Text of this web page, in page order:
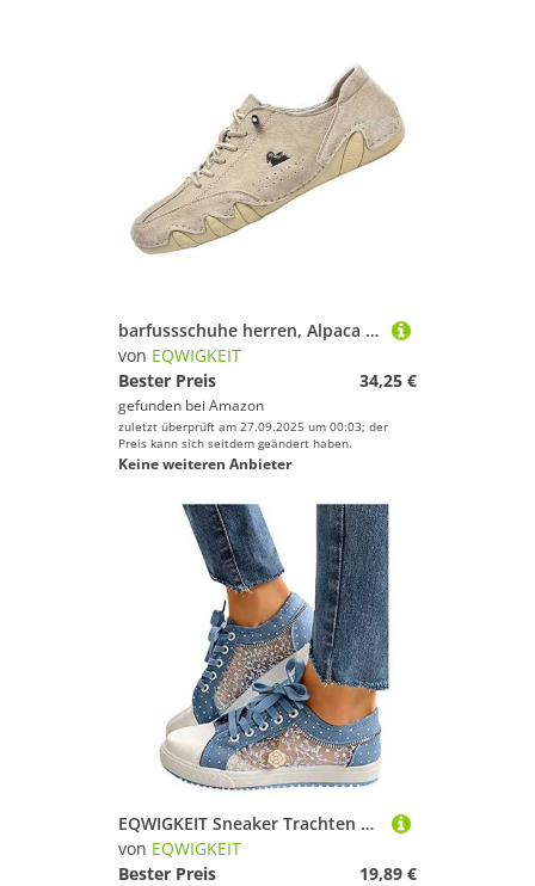
barfussschuhe herren, Alpaca Barfuss Schuhe Damen Atmungsaktiv Sportschuhe Leichte Sneaker Rutschfest Bootsschuhe Wandern Barfußschuhe Unisex Wanderschuhe Bequem Sommer Fitnessschuhe Laufschuhe
von EQWIGKEIT
Bester Preis
34,25 €
gefunden bei Amazon
zuletzt überprüft am 27.09.2025 um 00:03; der
Preis kann sich seitdem geändert haben.
Keine weiteren Anbieter
EQWIGKEIT Sneaker Trachten Damen Bequeme Turnschuhe Flache Brautschuhe Leichte Elegante Freizeitschuhe Bestickte Hochzeitsschuhe Atmungsaktive Sommerschuhe Lässige WalkingschuheGr. 37-40EU
von EQWIGKEIT
Bester Preis
19,89 €